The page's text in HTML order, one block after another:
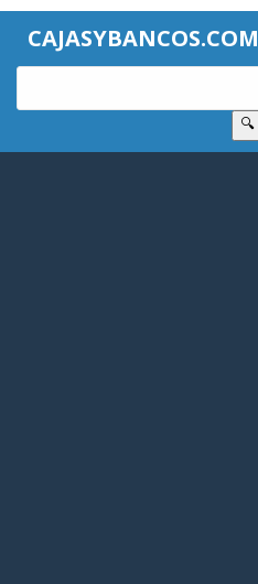
CAJASYBANCOS.COM
🔍